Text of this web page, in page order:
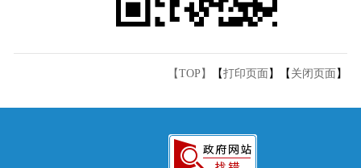
【TOP】 【打印页面 】【 关闭页面 】